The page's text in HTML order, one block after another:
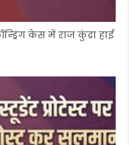
केस में राज कुंद्रा हाई